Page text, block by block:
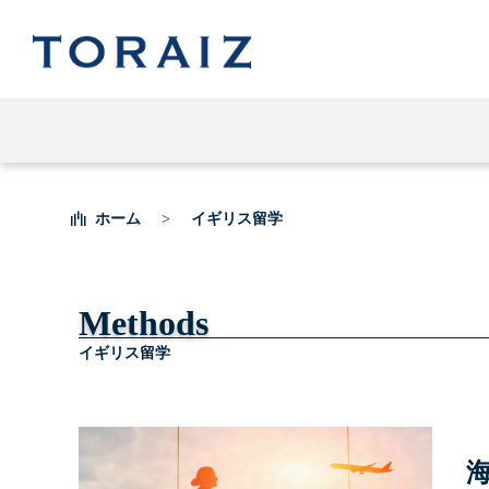
ホーム イギリス留学
Methods
イギリス留学